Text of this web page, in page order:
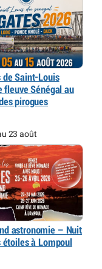
de Saint-Louis
fleuve Sénégal au
pirogues
23 août
astronomie – Nuit
étoiles à Lompoul